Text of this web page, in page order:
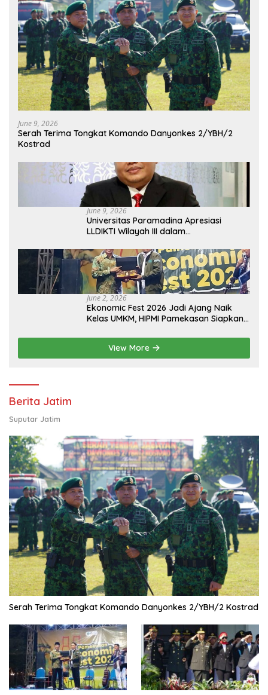
June 9, 2026
Serah Terima Tongkat Komando Danyonkes 2/YBH/2
Kostrad
June 9, 2026
Universitas Paramadina Apresiasi
LLDIKTI Wilayah III dalam
Tinggi Swasta
June 2, 2026
Ekonomic Fest 2026 Jadi Ajang Naik
Kelas UMKM, HIPMI Pamekasan Siapkan
Pendampingan Usaha
View More
Berita Jatim
Suputar Jatim
Serah Terima Tongkat Komando Danyonkes 2/YBH/2 Kostrad